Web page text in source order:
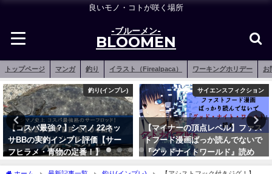
良いモノ・コトが咲く場所
-ブルーメン-
BLOOMEN
トップページ マンガ 釣り イラスト（Firealpaca） ワーキングホリデー お
サイエンスフィクション
【マイナーの頂点レベル】ファス
トフード漫画ばっか読んでないで
『グッドナイトワールド』読め
釣りアイテム
【2026年】メバリングプラグ お
すすめランキング17選【コスパ最
強＆選び方徹底解説！】